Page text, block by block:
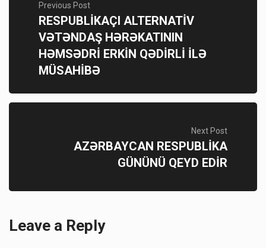
Previous Post
RESPUBLİKAÇI ALTERNATİV
VƏTƏNDAŞ HƏRƏKATININ
HƏMSƏDRİ ERKİN QƏDİRLİ İLƏ
MÜSAHİBƏ
Next Post
AZƏRBAYCAN RESPUBLİKA
GÜNÜNÜ QEYD EDİR
Leave a Reply